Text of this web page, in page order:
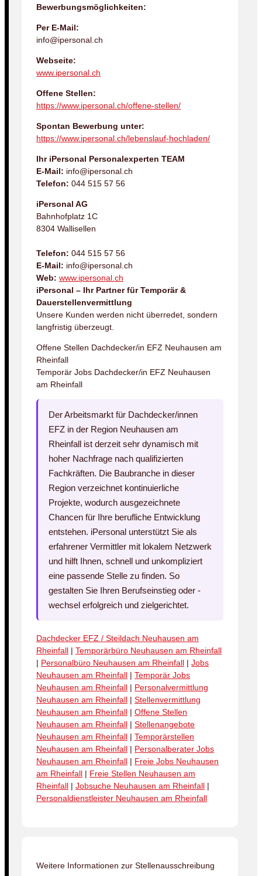
Bewerbungsmöglichkeiten:
Per E-Mail:
info@ipersonal.ch
Webseite:
www.ipersonal.ch
Offene Stellen:
https://www.ipersonal.ch/offene-stellen/
Spontan Bewerbung unter:
https://www.ipersonal.ch/lebenslauf-hochladen/
Ihr iPersonal Personalexperten TEAM
E-Mail: info@ipersonal.ch
Telefon: 044 515 57 56
iPersonal AG
Bahnhofplatz 1C
8304 Wallisellen
Telefon: 044 515 57 56
E-Mail: info@ipersonal.ch
Web: www.ipersonal.ch
iPersonal – Ihr Partner für Temporär &
Dauerstellenvermittlung
Unsere Kunden werden nicht überredet, sondern
langfristig überzeugt.
Offene Stellen Dachdecker/in EFZ Neuhausen am
Rheinfall
Temporär Jobs Dachdecker/in EFZ Neuhausen
am Rheinfall
Der Arbeitsmarkt für Dachdecker/innen
EFZ in der Region Neuhausen am
Rheinfall ist derzeit sehr dynamisch mit
hoher Nachfrage nach qualifizierten
Fachkräften. Die Baubranche in dieser
Region verzeichnet kontinuierliche
Projekte, wodurch ausgezeichnete
Chancen für Ihre berufliche Entwicklung
entstehen. iPersonal unterstützt Sie als
erfahrener Vermittler mit lokalem Netzwerk
und hilft Ihnen, schnell und unkompliziert
eine passende Stelle zu finden. So
gestalten Sie Ihren Berufseinstieg oder -
wechsel erfolgreich und zielgerichtet.
Dachdecker EFZ / Steildach Neuhausen am
Rheinfall | Temporärbüro Neuhausen am Rheinfall
| Personalbüro Neuhausen am Rheinfall | Jobs
Neuhausen am Rheinfall | Temporär Jobs
Neuhausen am Rheinfall | Personalvermittlung
Neuhausen am Rheinfall | Stellenvermittlung
Neuhausen am Rheinfall | Offene Stellen
Neuhausen am Rheinfall | Stellenangebote
Neuhausen am Rheinfall | Temporärstellen
Neuhausen am Rheinfall | Personalberater Jobs
Neuhausen am Rheinfall | Freie Jobs Neuhausen
am Rheinfall | Freie Stellen Neuhausen am
Rheinfall | Jobsuche Neuhausen am Rheinfall |
Personaldienstleister Neuhausen am Rheinfall
Weitere Informationen zur Stellenausschreibung